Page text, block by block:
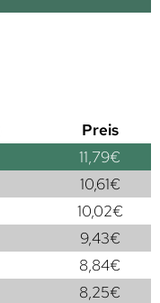
Preis
11,79€
10,61€
10,02€
9,43€
8,84€
8,25€